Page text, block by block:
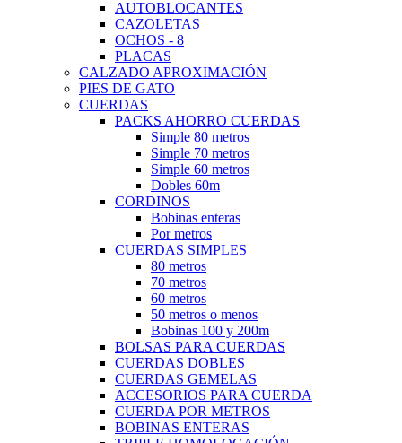
AUTOBLOCANTES
CAZOLETAS
OCHOS - 8
PLACAS
CALZADO APROXIMACIÓN
PIES DE GATO
CUERDAS
PACKS AHORRO CUERDAS
Simple 80 metros
Simple 70 metros
Simple 60 metros
Dobles 60m
CORDINOS
Bobinas enteras
Por metros
CUERDAS SIMPLES
80 metros
70 metros
60 metros
50 metros o menos
Bobinas 100 y 200m
BOLSAS PARA CUERDAS
CUERDAS DOBLES
CUERDAS GEMELAS
ACCESORIOS PARA CUERDA
CUERDA POR METROS
BOBINAS ENTERAS